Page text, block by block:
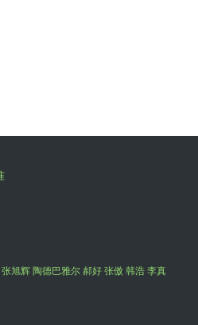
旭辉 陶德巴雅尔 郝好 张傲 韩浩 李真